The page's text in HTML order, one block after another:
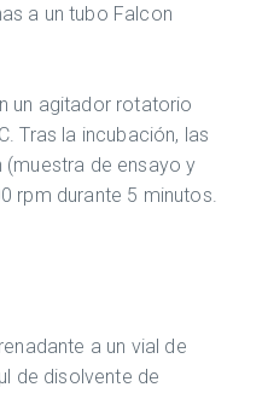
a un tubo Falcon
un agitador rotatorio
Tras la incubación, las
de ensayo y
rpm durante 5 minutos.
a un vial de
de disolvente de